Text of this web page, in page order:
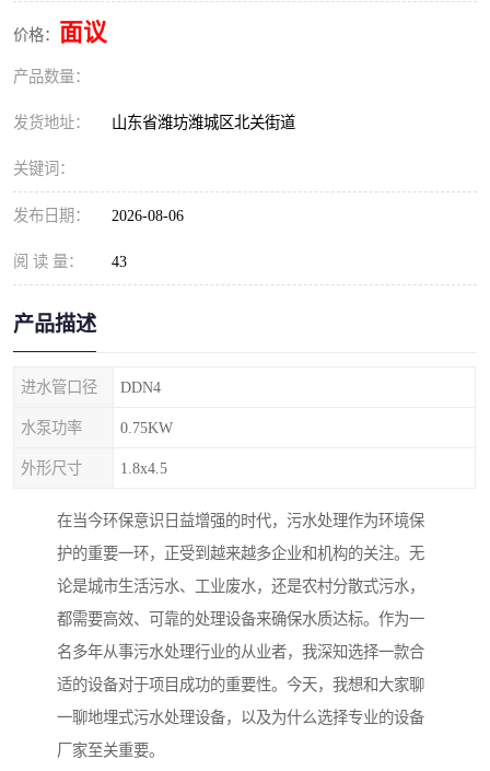
价格： 面议
产品数量：
发货地址： 山东省潍坊潍城区北关街道
关键词：
发布日期： 2026-08-06
阅 读 量： 43
产品描述
进水管口径 DDN4
水泵功率 0.75KW
外形尺寸 1.8x4.5
在当今环保意识日益增强的时代，污水处理作为环境保
护的重要一环，正受到越来越多企业和机构的关注。无
论是城市生活污水、工业废水，还是农村分散式污水，
都需要高效、可靠的处理设备来确保水质达标。作为一
名多年从事污水处理行业的从业者，我深知选择一款合
适的设备对于项目成功的重要性。今天，我想和大家聊
一聊地埋式污水处理设备，以及为什么选择专业的设备
厂家至关重要。
餐具消毒污水处理设备
理设备
整形医院污水处理设备
酿酒厂一体化污水处理设
备
生活一体化污水处理设备
复合二氧化氯发生器污水
处理设备
屠宰场一体化污水处理设
地埋式一体化污水处理设
备设备
加药装置污水设备
城乡生活污水处理设备设 MBR膜污水处理设备
气浮机一体化污水处理设 污水处理设备生产厂家
印刷厂污水处理设备 二级生化污水处理设备
污水提升泵站